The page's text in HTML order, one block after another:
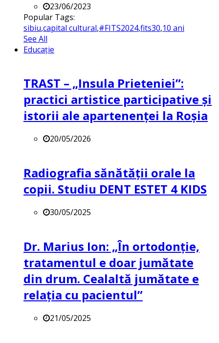
23/06/2023
Popular Tags:
sibiu,capital cultural,#FITS2024,fits30,10 ani
See All
Educație
TRAST – „Insula Prieteniei”:
practici artistice participative și
istorii ale apartenenței la Roșia
20/05/2026
Radiografia sănătății orale la
copii. Studiu DENT ESTET 4 KIDS
30/05/2025
Dr. Marius Ion: „În ortodonție,
tratamentul e doar jumătate
din drum. Cealaltă jumătate e
relația cu pacientul”
21/05/2025